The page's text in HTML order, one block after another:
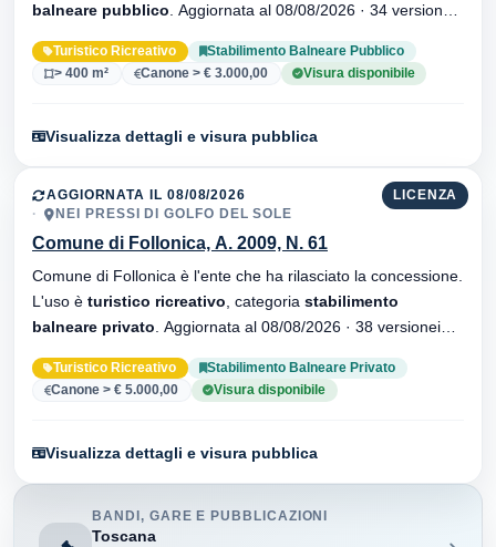
balneare pubblico
Turistico Ricreativo
Stabilimento Balneare Pubblico
> 400 m²
Canone > € 3.000,00 Visura disponibile
Visualizza dettagli e visura pubblica
LICENZA
AGGIORNATA IL 08/08/2026
NEI PRESSI DI GOLFO DEL SOLE
Comune di Follonica, A. 2009, N. 61
Comune di Follonica è l'ente che ha rilasciato la concessione.
L'uso è turistico ricreativo , categoria stabilimento
balneare privato
Turistico Ricreativo
Stabilimento Balneare Privato
Canone > € 5.000,00
Visura disponibile
Visualizza dettagli e visura pubblica
BANDI, GARE E PUBBLICAZIONI
Toscana